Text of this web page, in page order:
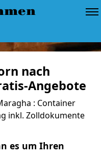
nach
Angebote
: Container
inkl. Zolldokumente
es um Ihren